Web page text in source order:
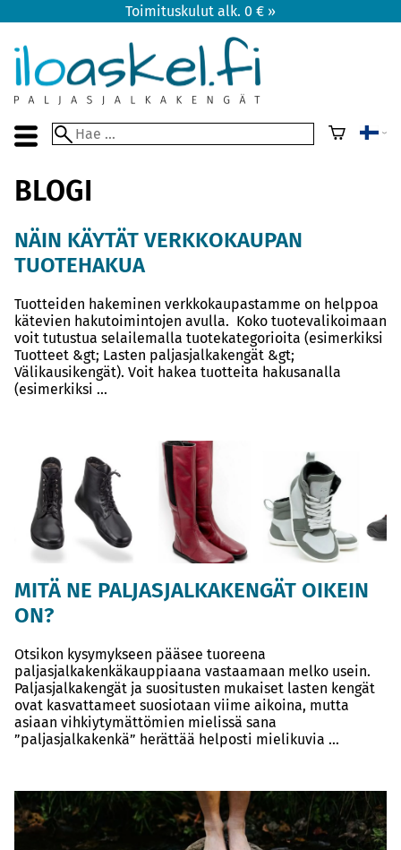
Toimituskulut alk. 0 € »
BLOGI
NÄIN KÄYTÄT VERKKOKAUPAN
TUOTEHAKUA
Tuotteiden hakeminen verkkokaupastamme on helppoa
kätevien hakutoimintojen avulla. Koko tuotevalikoimaan
voit tutustua selailemalla tuotekategorioita (esimerkiksi
Tuotteet &gt; Lasten paljasjalkakengät &gt;
Välikausikengät). Voit hakea tuotteita hakusanalla
(esimerkiksi ...
MITÄ NE PALJASJALKAKENGÄT OIKEIN
ON?
Otsikon kysymykseen pääsee tuoreena
paljasjalkakenkäkauppiaana vastaamaan melko usein.
Paljasjalkakengät ja suositusten mukaiset lasten kengät
ovat kasvattameet suosiotaan viime aikoina, mutta
asiaan vihkiytymättömien mielissä sana
”paljasjalkakenkä” herättää helposti mielikuvia ...